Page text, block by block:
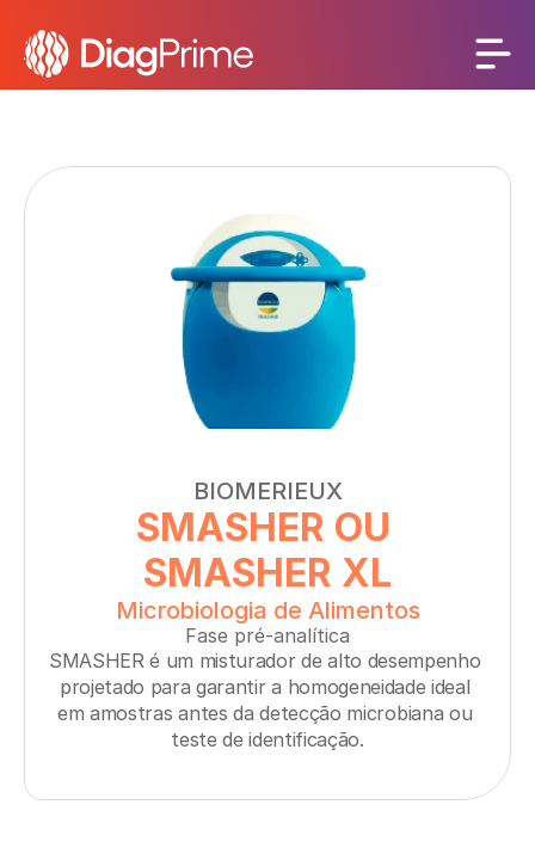
BIOMERIEUX
SMASHER OU
SMASHER XL
Microbiologia de Alimentos
Fase pré-analítica
SMASHER é um misturador de alto desempenho
projetado para garantir a homogeneidade ideal
em amostras antes da detecção microbiana ou
teste de identificação.